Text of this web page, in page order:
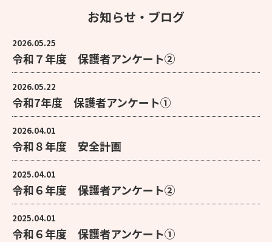
お知らせ・ブログ
2026.05.25
令和７年度 保護者アンケート②
2026.05.22
令和7年度 保護者アンケート①
2026.04.01
令和８年度 安全計画
2025.04.01
令和６年度 保護者アンケート②
2025.04.01
令和６年度 保護者アンケート①